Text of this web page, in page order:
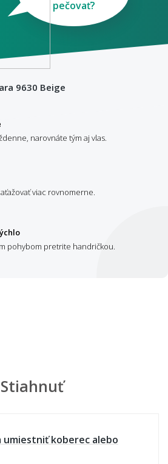
pečovať?
9630 Beige
narovnáte tým aj vlas.
viac rovnomerne.
pohybom pretrite handričkou.
Stiahnuť
koberec alebo